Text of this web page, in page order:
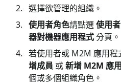
選擇欲管理的組織。
使用者角色請點選使用者
器對機器應用程式分頁。
若使用者或 M2M 應用
增成員 或新增 M2M 應
個或多個組織角色。